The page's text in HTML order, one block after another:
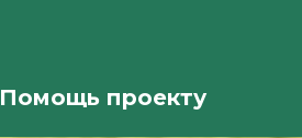
Помощь проекту